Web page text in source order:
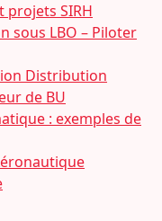
projets SIRH
sous LBO – Piloter
Distribution
de BU
: exemples de